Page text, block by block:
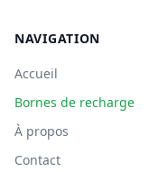
NAVIGATION
Accueil
Bornes de recharge
À propos
Contact